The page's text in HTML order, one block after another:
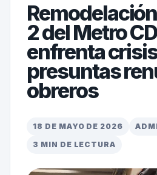
2 del Metro
enfrenta
presuntas
obreros
18 DE MAYO DE 2026
3 MIN DE LECTURA